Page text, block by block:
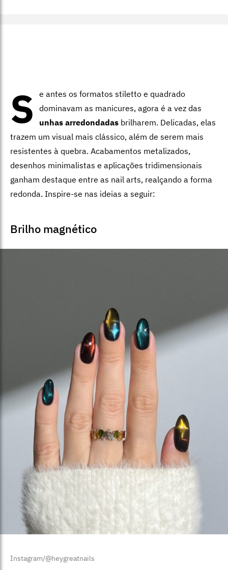
S
e antes os formatos stiletto e quadrado
dominavam as manicures, agora é a vez das
unhas arredondadas brilharem. Delicadas, elas
trazem um visual mais clássico, além de serem mais
resistentes à quebra. Acabamentos metalizados,
desenhos minimalistas e aplicações tridimensionais
ganham destaque entre as nail arts, realçando a forma
redonda. Inspire-se nas ideias a seguir:
Brilho magnético
Instagram/@heygreatnails